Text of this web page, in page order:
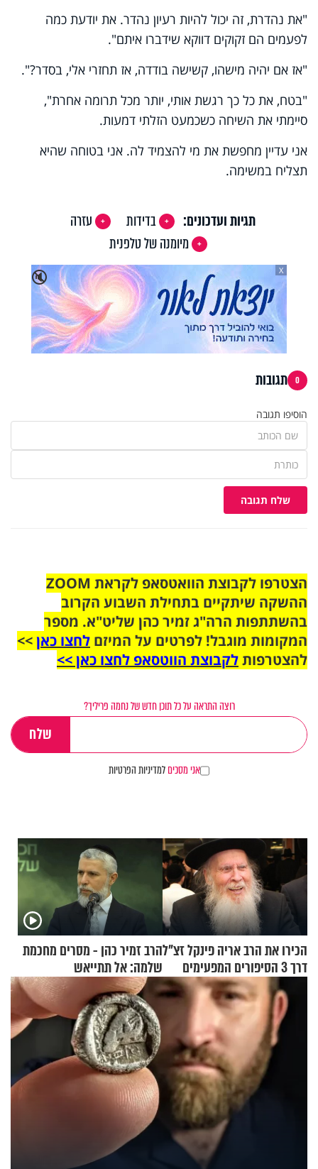
"את נהדרת, זה יכול להיות רעיון נהדר. את יודעת כמה
לפעמים הם זקוקים דווקא שידברו איתם".
"אז אם יהיה מישהו, קשישה בודדה, אז תחזרי אלי, בסדר?".
"בטח, את כל כך רגשת אותי, יותר מכל תרומה אחרת",
סיימתי את השיחה כשכמעט הזלתי דמעות.
אני עדיין מחפשת את מי להצמיד לה. אני בטוחה שהיא
תצליח במשימה.
תגיות ועדכונים: בדידות
עזרה
מיומנה של טלפנית
🔇
X
0 תגובות
הוסיפו תגובה
שלח תגובה
הצטרפו לקבוצת הוואטסאפ לקראת ZOOM
ההשקה שיתקיים בתחילת השבוע הקרוב
בהשתתפות הרה"ג זמיר כהן שליט"א. מספר
המקומות מוגבל! לפרטים על המיזם לחצו כאן>>
להצטרפותלקבוצת הווטסאפ לחצו כאן >>
רוצה התראה על כל תוכן חדש של נחמה פריליך?
אני מסכיםלמדיניות הפרטיות
הכירו את הרב אריה פינקל זצ"ל
דרך 3 הסיפורים המפעימים
האלה
הרב זמיר כהן - מסרים מחכמת
שלמה: אל תתייאש